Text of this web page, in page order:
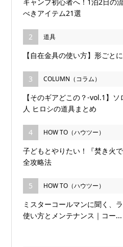
べきアイテム21選
2 道具
【自在金具の使い方】形ごと
3 COLUMN（コラム）
【そのギアどこの？-vol.1】
人 ヒロシの道具まとめ
4 HOW TO（ハウツー）
子どもとやりたい！『焚き火
全攻略法
5 HOW TO（ハウツー）
ミスターコールマンに聞く、
使い方とメンテナンス｜コー...